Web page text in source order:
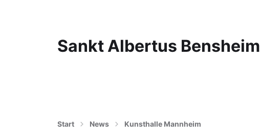
Sankt Albertus Bensheim
Start News Kunsthalle Mannheim